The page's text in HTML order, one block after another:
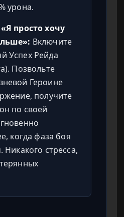
урона.
просто хочу
Включите
Успех Рейда
Позвольте
Героине
получите
по своей
когда фаза боя
Никакого стресса,